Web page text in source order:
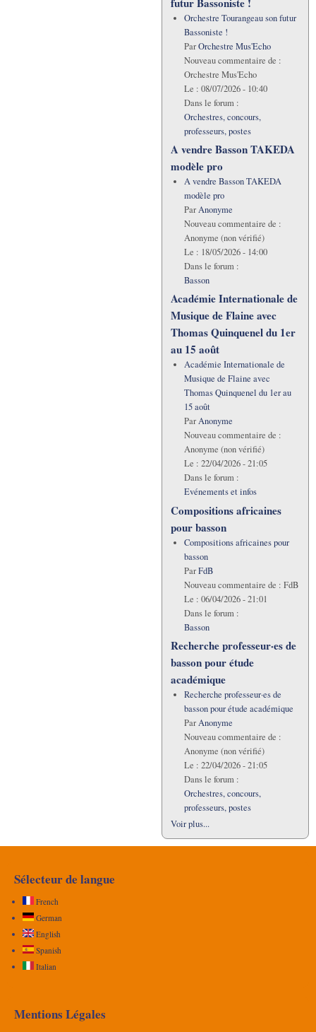
Orchestre Tourangeau son futur
Bassoniste !
ParOrchestre Mus'Echo
Nouveau commentaire de :
Orchestre Mus'Echo
Le : 08/07/2026 - 10:40
Dans le forum :
Orchestres, concours,
professeurs, postes
A vendre Basson TAKEDA
modèle pro
A vendre Basson TAKEDA
modèle pro
ParAnonyme
Nouveau commentaire de :
Anonyme (non vérifié)
Le : 18/05/2026 - 14:00
Dans le forum :
Basson
Académie Internationale de
Musique de Flaine avec
Thomas Quinquenel du 1er
au 15 août
Académie Internationale de
Musique de Flaine avec
Thomas Quinquenel du 1er au
15 août
ParAnonyme
Nouveau commentaire de :
Anonyme (non vérifié)
Le : 22/04/2026 - 21:05
Dans le forum :
Evénements et infos
Compositions africaines
pour basson
Compositions africaines pour
basson
ParFdB
Nouveau commentaire de : FdB
Le : 06/04/2026 - 21:01
Dans le forum :
Basson
Recherche professeur·es de
basson pour étude
académique
Recherche professeur·es de
basson pour étude académique
ParAnonyme
Nouveau commentaire de :
Anonyme (non vérifié)
Le : 22/04/2026 - 21:05
Dans le forum :
Orchestres, concours,
professeurs, postes
Voir plus...
Sélecteur de langue
French
German
English
Spanish
Italian
Mentions Légales